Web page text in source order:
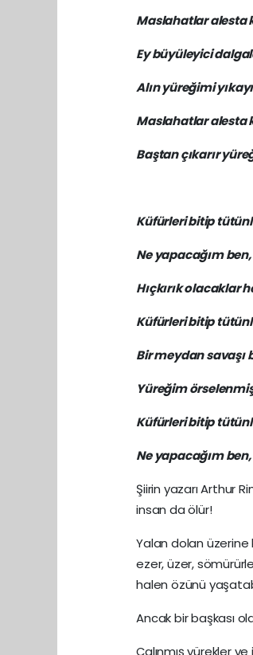
Maslahatlar alesta
Ey büyüleyici
Alın yüreğimi
Maslahatlar alesta
Baştan çıkarır
Küfürleri bitip
Ne yapacağım
Hıçkırık olacaklar
Küfürleri bitip
Bir meydan savaşı
Yüreğim
Küfürleri bitip
Ne yapacağım
Şiirin yazarı Arthur
insan da ölür!
Yalan dolan üzerine
ezer, üzer,
halen özünü
Ancak bir başkası
Çalınmış yürekler